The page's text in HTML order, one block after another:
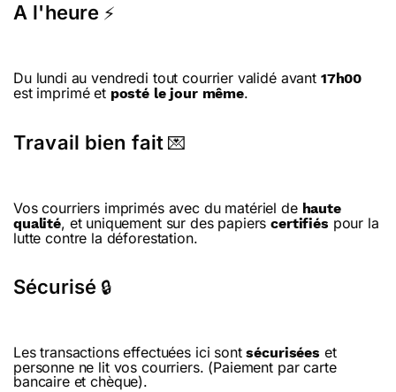
A l'heure ⚡
Du lundi au vendredi tout courrier validé avant 17h00
est imprimé et posté le jour même.
Travail bien fait 💌
Vos courriers imprimés avec du matériel de haute
qualité, et uniquement sur des papierscertifiés pour la
lutte contre la déforestation.
Sécurisé 🔒
Les transactions effectuées ici sontsécurisées et
personne ne lit vos courriers. (Paiement par carte
bancaire et chèque).